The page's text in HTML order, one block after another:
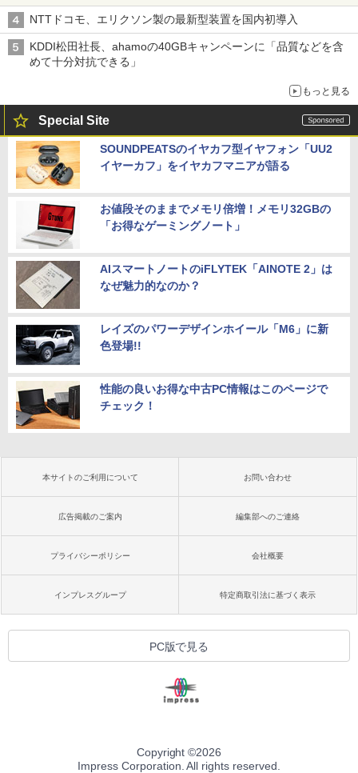
穴と楽天モバイルの課題
NTTドコモ、エリクソン製の最新型装置を国内初導入
KDDI松田社長、ahamoの40GBキャンペーンに「品質などを含
めて十分対抗できる」
もっと見る
Special Site
SOUNDPEATSのイヤカフ型イヤフォン「UU2
イヤーカフ」をイヤカフマニアが語る
お値段そのままでメモリ倍増！メモリ32GBの
「お得なゲーミングノート」
AIスマートノートのiFLYTEK「AINOTE 2」は
なぜ魅力的なのか？
レイズのパワーデザインホイール「M6」に新
色登場!!
性能の良いお得な中古PC情報はこのページで
チェック！
本サイトのご利用について お問い合わせ
広告掲載のご案内 編集部へのご連絡
プライバシーポリシー 会社概要
インプレスグループ 特定商取引法に基づく表示
PC版で見る
Copyright ©2026
Impress Corporation. All rights reserved.